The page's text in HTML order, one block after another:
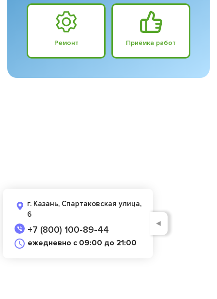
Ремонт Приёмка работ
г. Казань, Спартаковская улица,
6
+7 (800) 100-89-44
ежедневно с 09:00 до 21:00
◄